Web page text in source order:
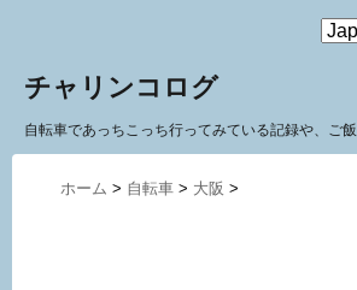
チャリンコログ
自転車であっちこっち行ってみている記録や、ご
ホーム > 自転車 > 大阪 >